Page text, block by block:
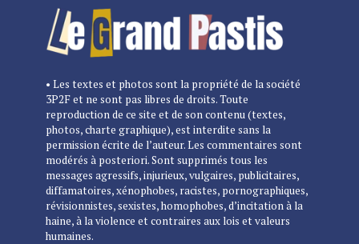
• Les textes et photos sont la propriété de la société
3P2F et ne sont pas libres de droits. Toute
reproduction de ce site et de son contenu (textes,
photos, charte graphique), est interdite sans la
permission écrite de l’auteur. Les commentaires sont
modérés à posteriori. Sont supprimés tous les
messages agressifs, injurieux, vulgaires, publicitaires,
diffamatoires, xénophobes, racistes, pornographiques,
révisionnistes, sexistes, homophobes, d’incitation à la
haine, à la violence et contraires aux lois et valeurs
humaines.